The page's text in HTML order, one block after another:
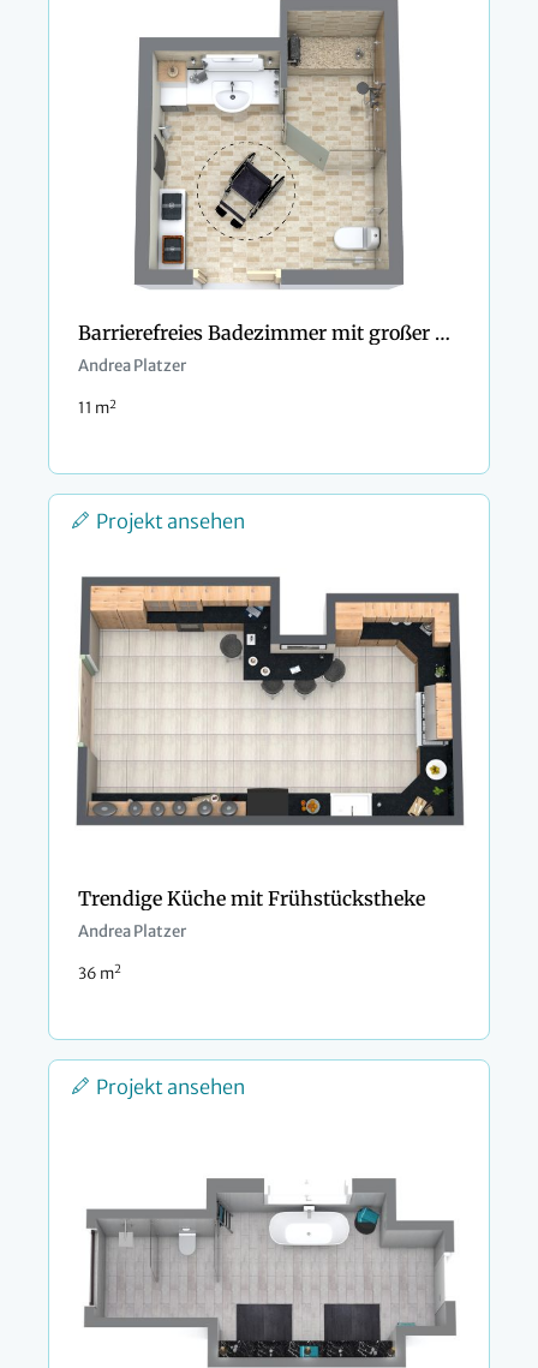
Barrierefreies Badezimmer mit großer Dusche
Andrea Platzer
11 m2
Projekt ansehen
Trendige Küche mit Frühstückstheke
Andrea Platzer
36 m2
Projekt ansehen